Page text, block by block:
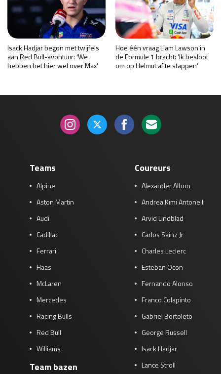
Isack Hadjar begon met twijfels
aan Red Bull-avontuur: ‘We
hebben het hier wel over Max’
Hoe één vraag Liam Lawson in
de Formule 1 bracht: ‘Ik besloot
om op Helmut af te stappen’
Teams
Alpine
Aston Martin
Audi
Cadillac
Ferrari
Haas
McLaren
Mercedes
Racing Bulls
Red Bull
Williams
Team bazen
Coureurs
Alexander Albon
Andrea Kimi Antonelli
Arvid Lindblad
Carlos Sainz Jr
Charles Leclerc
Esteban Ocon
Fernando Alonso
Franco Colapinto
Gabriel Bortoleto
George Russell
Isack Hadjar
Lance Stroll